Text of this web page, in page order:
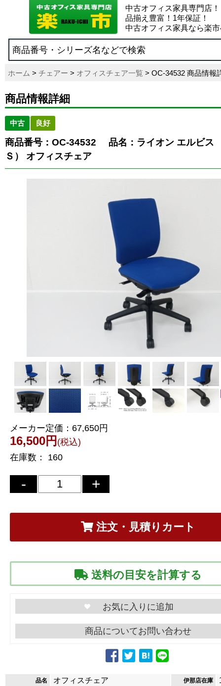
中古オフィス家具専門店！
品揃え豊富！1年保証！
中古オフィス家具なら楽
ホーム > チェアー > オフィスチェア一覧 > OC-34532 商品情報
商品情報詳細
中古 良好
商品番号：OC-34532
品名：ライオン エルビ
Ｓ） オフィスチェア
メーカー定価： 67,650円
16,500円 (税込)
在庫数：
160
注文・見積りカート
送料の目安を計算する
商品についてお問い合わせ
品名 オフィスチェア 伊那店在庫